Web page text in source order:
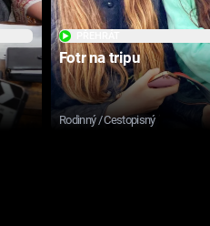
Fotr na tripu
Rodinný / Cestopisný